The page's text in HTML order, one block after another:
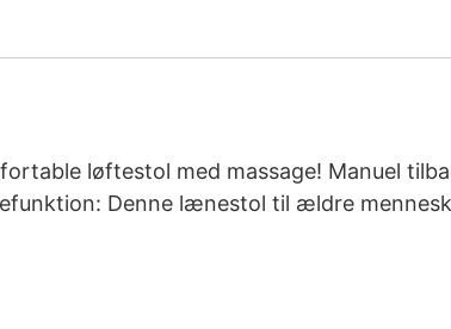
løftestol med massage! Manuel
Denne lænestol til ældre